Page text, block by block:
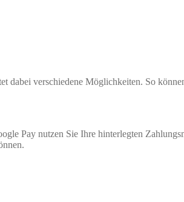
dabei verschiedene Möglichkeiten. So
Pay nutzen Sie Ihre hinterlegten